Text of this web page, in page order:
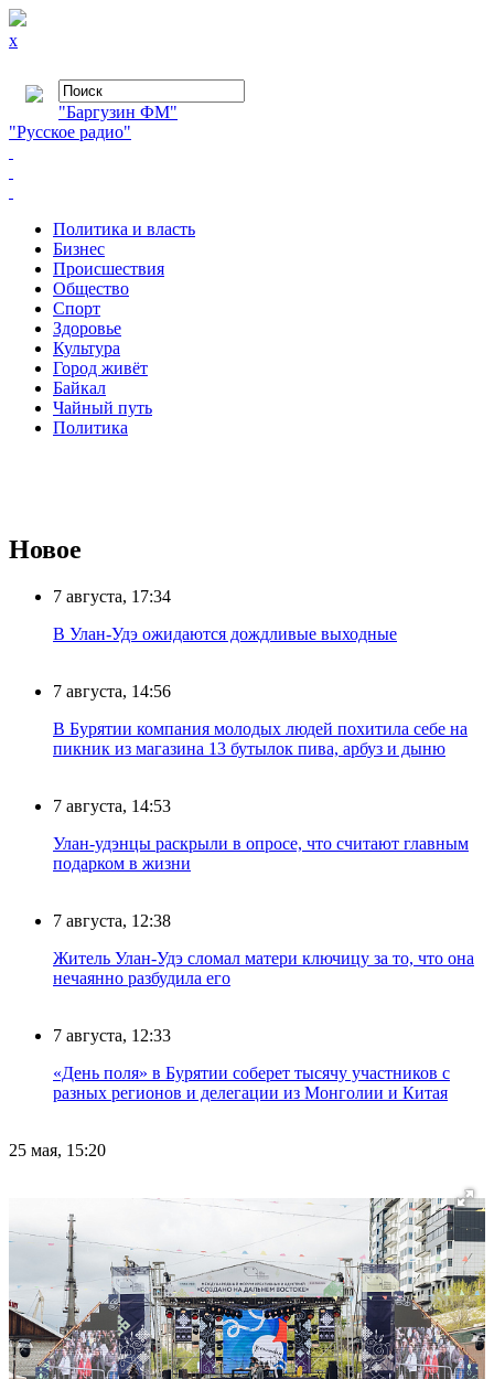
x
"Баргузин ФМ"
"Русское радио"
Политика и власть
Бизнес
Происшествия
Общество
Cпорт
Здоровье
Культура
Город живёт
Байкал
Чайный путь
Политика
Новое
7 августа, 17:34
В Улан-Удэ ожидаются дождливые выходные
7 августа, 14:56
В Бурятии компания молодых людей похитила себе на
пикник из магазина 13 бутылок пива, арбуз и дыню
7 августа, 14:53
Улан-удэнцы раскрыли в опросе, что считают главным
подарком в жизни
7 августа, 12:38
Житель Улан-Удэ сломал матери ключицу за то, что она
нечаянно разбудила его
7 августа, 12:33
«День поля» в Бурятии соберет тысячу участников с
разных регионов и делегации из Монголии и Китая
25 мая, 15:20